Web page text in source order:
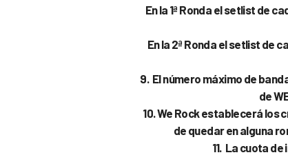
En la 1ª Ronda el setlist de
En la 2ª Ronda el setlist de
9. El número máximo de
de
10. We Rock establecerá los
de quedar en alguna
11. La cuota